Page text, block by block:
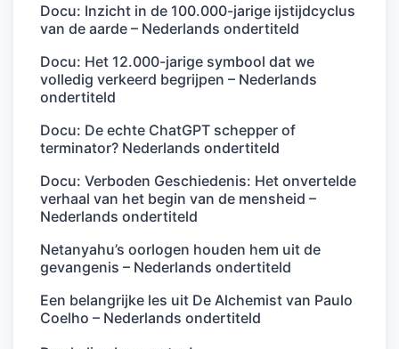
Docu: Inzicht in de 100.000-jarige ijstijdcyclus
van de aarde – Nederlands ondertiteld
Docu: Het 12.000-jarige symbool dat we
volledig verkeerd begrijpen – Nederlands
ondertiteld
Docu: De echte ChatGPT schepper of
terminator? Nederlands ondertiteld
Docu: Verboden Geschiedenis: Het onvertelde
verhaal van het begin van de mensheid –
Nederlands ondertiteld
Netanyahu’s oorlogen houden hem uit de
gevangenis – Nederlands ondertiteld
Een belangrijke les uit De Alchemist van Paulo
Coelho – Nederlands ondertiteld